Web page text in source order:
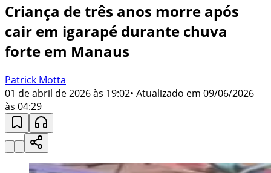
Criança de três anos morre após
cair em igarapé durante chuva
forte em Manaus
Patrick Motta
01 de abril de 2026 às 19:02• Atualizado em 09/06/2026
às 04:29